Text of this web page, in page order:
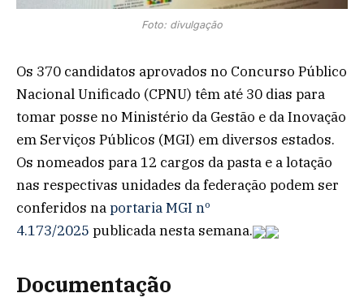
Foto: divulgação
Os 370 candidatos aprovados no Concurso Público
Nacional Unificado (CPNU) têm até 30 dias para
tomar posse no Ministério da Gestão e da Inovação
em Serviços Públicos (MGI) em diversos estados.
Os nomeados para 12 cargos da pasta e a lotação
nas respectivas unidades da federação podem ser
conferidos naportaria MGI nº
4.173/2025 publicada nesta semana.
Documentação